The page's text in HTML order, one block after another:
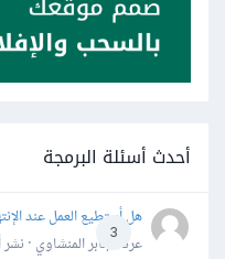
أحدث أسئلة البرمجة
3
هل أستطيع العمل عند
عرفه جابر المنشاوي · نشر